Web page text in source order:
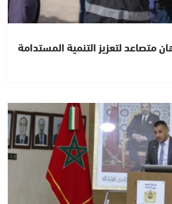
متصاعد لتعزيز التنمية المستدامة